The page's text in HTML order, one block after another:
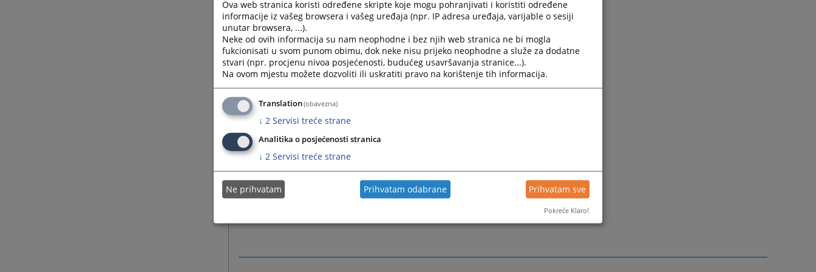
Edisa Šikalo,Public Relations and Protocol Officer
+387 (0)33 704 604
vstvpress@pravosudje.ba
edisa.sikalo@pravosudje.ba
Ova web stranica koristi određene skripte koje mogu pohranjivati i koristiti određene
informacije iz vašeg browsera i vašeg uređaja (npr. IP adresa uređaja, varijable o sesiji
unutar browsera, ...).
Neke od ovih informacija su nam neophodne i bez njih web stranica ne bi mogla
fukcionisati u svom punom obimu, dok neke nisu prijeko neophodne a služe za dodatne
stvari (npr. procjenu nivoa posjećenosti, budućeg usavršavanja stranice...).
Na ovom mjestu možete dozvoliti ili uskratiti pravo na korištenje tih informacija.
Translation(obavezna)
↓ 2 Servisi treće strane
Analitika o posjećenosti stranica
↓ 2 Servisi treće strane
Ne prihvatam Prihvatam odabrane Prihvatam sve
Pokreće Klaro!